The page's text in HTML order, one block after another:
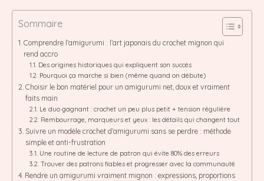
Sommaire
Comprendre l’amigurumi : l’art japonais du crochet mignon qui
rend accro
Des origines historiques qui expliquent son succès
Pourquoi ça marche si bien (même quand on débute)
Choisir le bon matériel pour un amigurumi net, doux et vraiment
faits main
Le duo gagnant : crochet un peu plus petit + tension régulière
Rembourrage, marqueurs et yeux : les détails qui changent tout
Suivre un modèle crochet d’amigurumi sans se perdre : méthode
simple et anti-frustration
Une routine de lecture de patron qui évite 80% des erreurs
Trouver des patrons fiables et progresser avec la communauté
Rendre un amigurumi vraiment mignon : expressions, proportions